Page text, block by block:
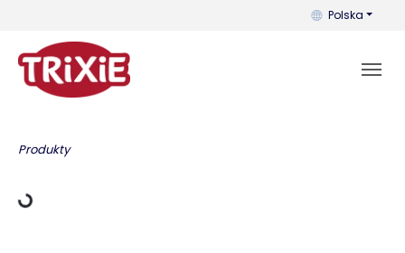
Możesz
Polska
Produkty